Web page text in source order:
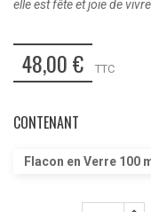
elle est fête et joie de
48,00 € TTC
CONTENANT
Flacon en Verre 100